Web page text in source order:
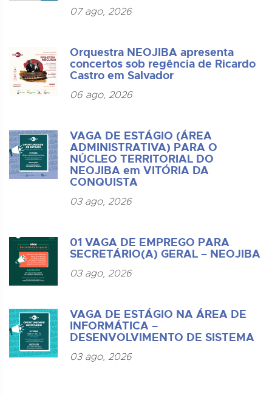
07 ago, 2026
Orquestra NEOJIBA apresenta
concertos sob regência de Ricardo
Castro em Salvador
06 ago, 2026
VAGA DE ESTÁGIO (ÁREA
ADMINISTRATIVA) PARA O
NÚCLEO TERRITORIAL DO
NEOJIBA em VITÓRIA DA
CONQUISTA
03 ago, 2026
01 VAGA DE EMPREGO PARA
SECRETÁRIO(A) GERAL – NEOJIBA
03 ago, 2026
VAGA DE ESTÁGIO NA ÁREA DE
INFORMÁTICA –
DESENVOLVIMENTO DE SISTEMA
03 ago, 2026